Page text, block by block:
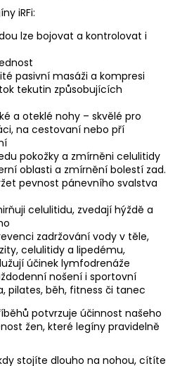
iRFi:
lze bojovat a kontrolovat i
pasivní masáži a kompresi
tekutin způsobujících
a oteklé nohy – skvělé pro
na cestovaní nebo pří
pokožky a zmírněni celulitidy
oblasti a zmírnění bolestí zad.
pevnost pánevního svalstva
celulitidu, zvedají hýždě a
zadržování vody v těle,
celulitidy a lipedému,
účinek lymfodrenáže
nošení i sportovní
pilates, běh, fitness či tanec
potvrzuje účinnost našeho
žen, které legíny pravidelně
stojíte dlouho na nohou, cítíte